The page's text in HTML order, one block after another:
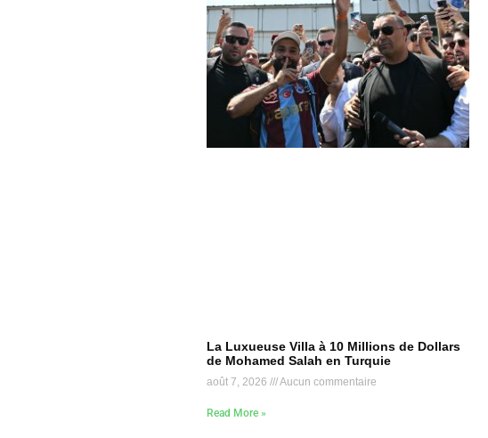
La Luxueuse Villa à 10 Millions de Dollars
de Mohamed Salah en Turquie
août 7, 2026 Aucun commentaire
Read More »